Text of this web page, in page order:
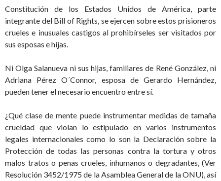
Constitución de los Estados Unidos de América, parte
integrante del Bill of Rights, se ejercen sobre estos prisioneros
crueles e inusuales castigos al prohibírseles ser visitados por
sus esposas e hijas.
Ni Olga Salanueva ni sus hijas, familiares de René González, ni
Adriana Pérez O´Connor, esposa de Gerardo Hernández,
pueden tener el necesario encuentro entre sí.
¿Qué clase de mente puede instrumentar medidas de tamaña
crueldad que violan lo estipulado en varios instrumentos
legales internacionales como lo son la Declaración sobre la
Protección de todas las personas contra la tortura y otros
malos tratos o penas crueles, inhumanos o degradantes, (Ver
Resolución 3452/1975 de la Asamblea General de la ONU), así